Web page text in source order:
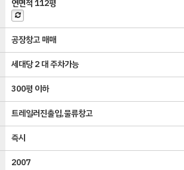
연면적112평
공장창고 매매
세대당 2 대 주차가능
300평 이하
트레일러진출입,물류창고
즉시
2007